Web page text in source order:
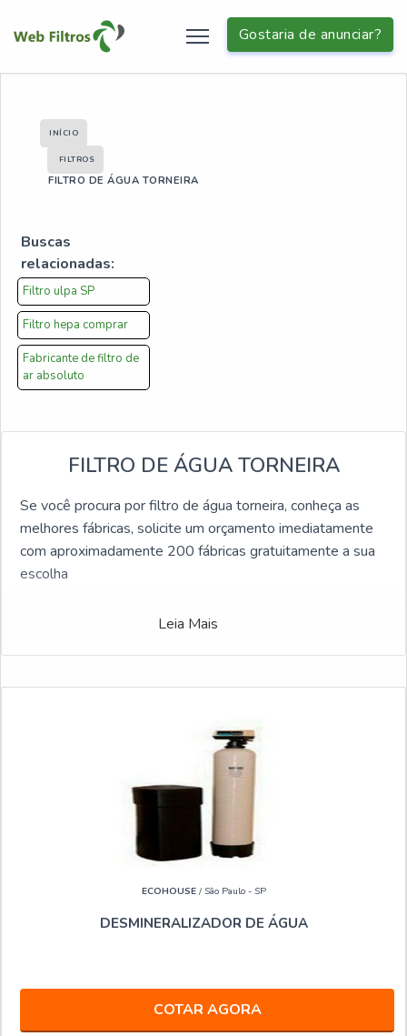
Gostaria de anunciar?
INÍCIO
FILTROS
FILTRO DE ÁGUA TORNEIRA
Buscas
relacionadas:
Filtro ulpa SP
Filtro hepa comprar
Fabricante de filtro de
ar absoluto
FILTRO DE ÁGUA TORNEIRA
Se você procura por filtro de água torneira, conheça as
melhores fábricas, solicite um orçamento imediatamente
com aproximadamente 200 fábricas gratuitamente a sua
escolha
Leia Mais
ECOHOUSE/ São Paulo - SP
DESMINERALIZADOR DE ÁGUA
COTAR AGORA